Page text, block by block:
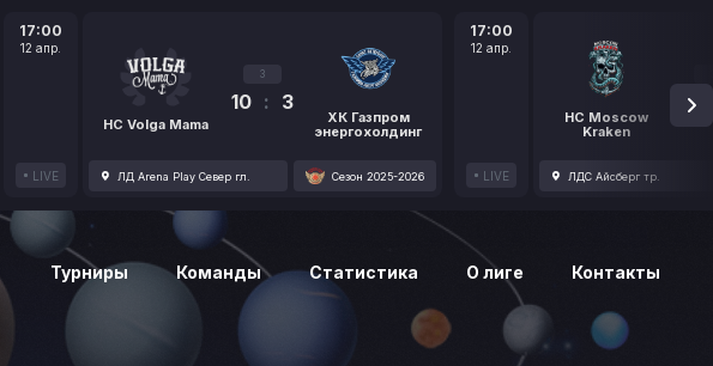
17:00
12 апр.
LIVE
HC Volga Mama
3
10 : 3
ХК Газпром
энергохолдинг
ЛД Arena Play Север гл. Сезон 2025-2026
17:00
12 апр.
LIVE
HC Moscow
Kraken
1
ЛДС Айсберг тр.
Турниры Команды Статистика О лиге Контакты